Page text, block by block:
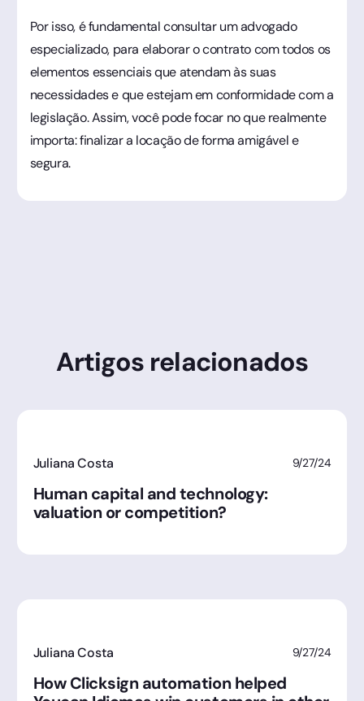
Por isso, é fundamental consultar um advogado
especializado, para elaborar o contrato com todos os
elementos essenciais que atendam às suas
necessidades e que estejam em conformidade com a
legislação. Assim, você pode focar no que realmente
importa: finalizar a locação de forma amigável e
segura.
Artigos relacionados
Juliana Costa 9/27/24
Human capital and technology:
valuation or competition?
Juliana Costa 9/27/24
How Clicksign automation helped